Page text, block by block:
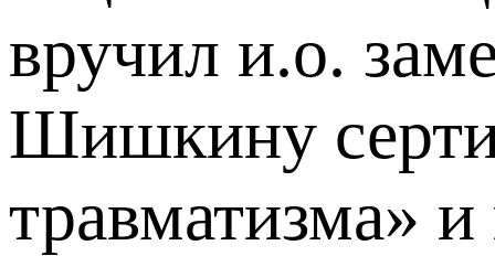
вручил и.о.
Шишкину
травматизма»